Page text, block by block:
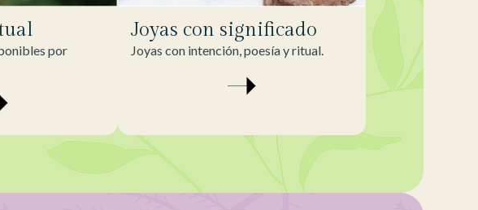
por
Joyas con significado
Joyas con intención, poesía y ritual.